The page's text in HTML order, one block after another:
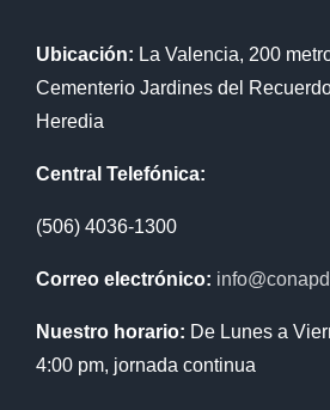
Ubicación: La Valencia, 200
Cementerio Jardines del
Heredia
Central Telefónica:
(506) 4036-1300
Correo electrónico:
Nuestro horario: De Lunes a
4:00 pm, jornada continua